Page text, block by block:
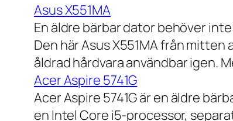
Asus X551MA
En äldre bärbar dator behöver
Den här Asus X551MA från
åldrad hårdvara användbar igen.
Acer Aspire 5741G
Acer Aspire 5741G är en äldre
en Intel Core i5-processor,